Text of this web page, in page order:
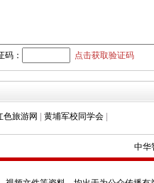
： 点击获取验证码
色旅游网 黄埔军校同学会
中华